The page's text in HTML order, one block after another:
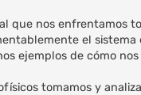
que nos enfrentamos
el
ejemplos de cómo
tomamos y